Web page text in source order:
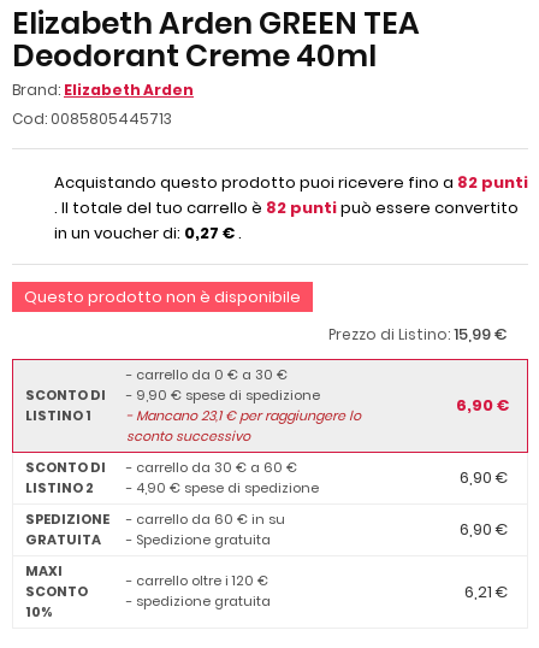
Elizabeth Arden GREEN TEA
Deodorant Creme 40ml
Brand: Elizabeth Arden
Cod: 0085805445713
Acquistando questo prodotto puoi ricevere fino a 82 punti
. Il totale del tuo carrello è 82 puntipuò essere convertito
in un voucher di: 0,27 €.
Questo prodotto non è disponibile
Prezzo di Listino:15,99 €
SCONTO DI
LISTINO 1
- carrello da 0 € a 30 €
- 9,90 € spese di spedizione
-Mancano23,1€ per raggiungere lo
sconto successivo
6,90 €
SCONTO DI
LISTINO 2
- carrello da 30 € a 60 €
- 4,90 € spese di spedizione
6,90 €
SPEDIZIONE
GRATUITA
- carrello da 60 € in su
- Spedizione gratuita
6,90 €
MAXI
SCONTO
10%
- carrello oltre i 120 €
- spedizione gratuita
6,21 €